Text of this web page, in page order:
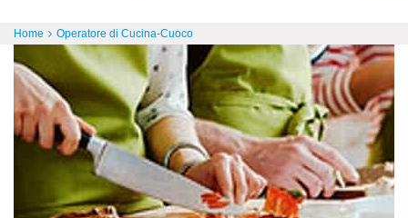
Home Operatore di Cucina-Cuoco